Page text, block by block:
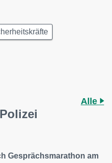
Alle
Gesprächsmarathon am